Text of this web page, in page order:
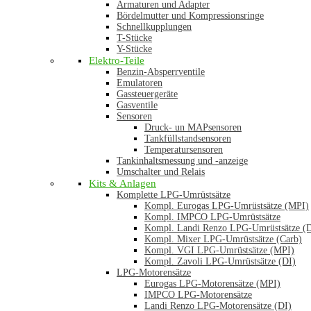
Armaturen und Adapter
Bördelmutter und Kompressionsringe
Schnellkupplungen
T-Stücke
Y-Stücke
Elektro-Teile
Benzin-Absperrventile
Emulatoren
Gassteuergeräte
Gasventile
Sensoren
Druck- un MAPsensoren
Tankfüllstandsensoren
Temperatursensoren
Tankinhaltsmessung und -anzeige
Umschalter und Relais
Kits & Anlagen
Komplette LPG-Umrüstsätze
Kompl. Eurogas LPG-Umrüstsätze (MPI)
Kompl. IMPCO LPG-Umrüstsätze
Kompl. Landi Renzo LPG-Umrüstsätze
Kompl. Mixer LPG-Umrüstsätze (Carb)
Kompl. VGI LPG-Umrüstsätze (MPI)
Kompl. Zavoli LPG-Umrüstsätze (DI)
LPG-Motorensätze
Eurogas LPG-Motorensätze (MPI)
IMPCO LPG-Motorensätze
Landi Renzo LPG-Motorensätze (DI)